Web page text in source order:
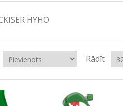
HYHO
Rādīt